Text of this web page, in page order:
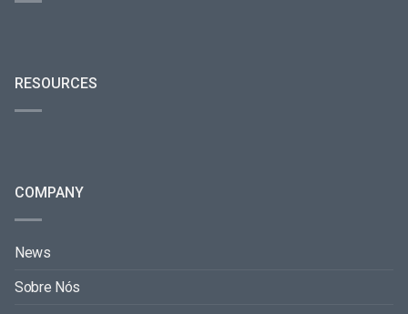
RESOURCES
COMPANY
News
Sobre Nós